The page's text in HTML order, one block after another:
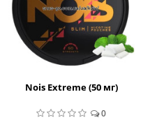
Nois Extreme (50 мг)
0